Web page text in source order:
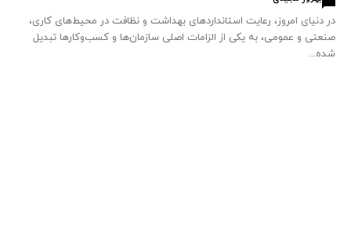
در دنیای امروز، رعایت استانداردهای بهداشت و نظافت در محیط‌های کاری،
صنعتی و عمومی، به یکی از الزامات اصلی سازمان‌ها و کسب‌وکارها تبدیل
شده...